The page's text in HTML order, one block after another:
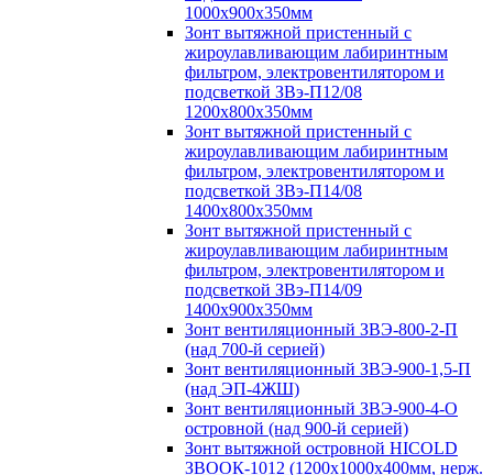
1000х900х350мм
Зонт вытяжной пристенный с
жироулавливающим лабиринтным
фильтром, электровентилятором и
подсветкой ЗВэ-П12/08
1200х800х350мм
Зонт вытяжной пристенный с
жироулавливающим лабиринтным
фильтром, электровентилятором и
подсветкой ЗВэ-П14/08
1400х800х350мм
Зонт вытяжной пристенный с
жироулавливающим лабиринтным
фильтром, электровентилятором и
подсветкой ЗВэ-П14/09
1400х900х350мм
Зонт вентиляционный ЗВЭ-800-2-П
(над 700-й серией)
Зонт вентиляционный ЗВЭ-900-1,5-П
(над ЭП-4ЖШ)
Зонт вентиляционный ЗВЭ-900-4-О
островной (над 900-й серией)
Зонт вытяжной островной HICOLD
ЗВООК-1012 (1200х1000х400мм, нерж.